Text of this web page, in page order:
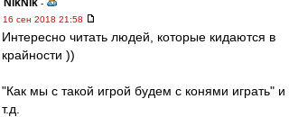
NikNik -
16 сен 2018 21:58
Интересно читать людей, которые кидаются в
крайности ))
"Как мы с такой игрой будем с конями играть" и
т.д.